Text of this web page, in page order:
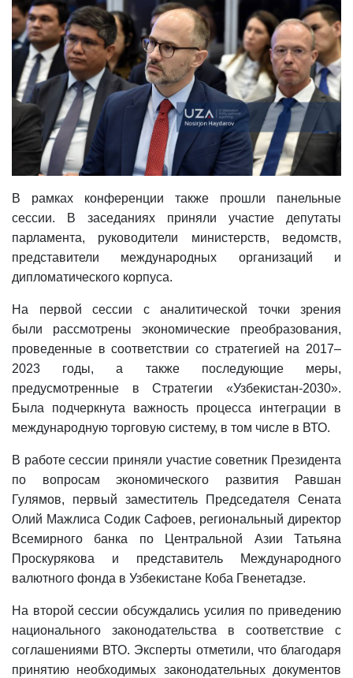
В рамках конференции также прошли панельные
сессии. В заседаниях приняли участие депутаты
парламента, руководители министерств, ведомств,
представители международных организаций и
дипломатического корпуса.
На первой сессии с аналитической точки зрения
были рассмотрены экономические преобразования,
проведенные в соответствии со стратегией на 2017–
2023 годы, а также последующие меры,
предусмотренные в Стратегии «Узбекистан-2030».
Была подчеркнута важность процесса интеграции в
международную торговую систему, в том числе в ВТО.
В работе сессии приняли участие советник Президента
по вопросам экономического развития Равшан
Гулямов, первый заместитель Председателя Сената
Олий Мажлиса Содик Сафоев, региональный директор
Всемирного банка по Центральной Азии Татьяна
Проскурякова и представитель Международного
валютного фонда в Узбекистане Коба Гвенетадзе.
На второй сессии обсуждались усилия по приведению
национального законодательства в соответствие с
соглашениями ВТО. Эксперты отметили, что благодаря
принятию необходимых законодательных документов